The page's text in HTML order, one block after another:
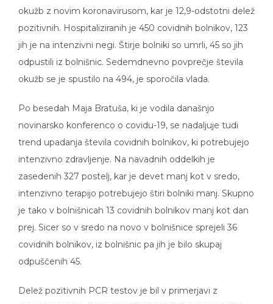
okužb z novim koronavirusom, kar je 12,9-odstotni delež
pozitivnih. Hospitaliziranih je 450 covidnih bolnikov, 123
jih je na intenzivni negi. Štirje bolniki so umrli, 45 so jih
odpustili iz bolnišnic. Sedemdnevno povprečje števila
okužb se je spustilo na 494, je sporočila vlada.
Po besedah Maja Bratuša, ki je vodila današnjo
novinarsko konferenco o covidu-19, se nadaljuje tudi
trend upadanja števila covidnih bolnikov, ki potrebujejo
intenzivno zdravljenje. Na navadnih oddelkih je
zasedenih 327 postelj, kar je devet manj kot v sredo,
intenzivno terapijo potrebujejo štiri bolniki manj. Skupno
je tako v bolnišnicah 13 covidnih bolnikov manj kot dan
prej. Sicer so v sredo na novo v bolnišnice sprejeli 36
covidnih bolnikov, iz bolnišnic pa jih je bilo skupaj
odpuščenih 45.
Delež pozitivnih PCR testov je bil v primerjavi z